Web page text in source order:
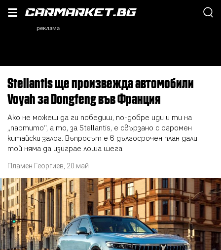
Stellantis ще произвежда автомобили
Voyah за Dongfeng във Франция
Ако не можеш да ги победиш, по-добре иди и ти на
„партито“, а то, за Stellantis, е свързано с огромен
китайски залог. Въпросът е в дългосрочен план дали
той няма да изиграе лоша шега
Пламен Георгиев 20 май